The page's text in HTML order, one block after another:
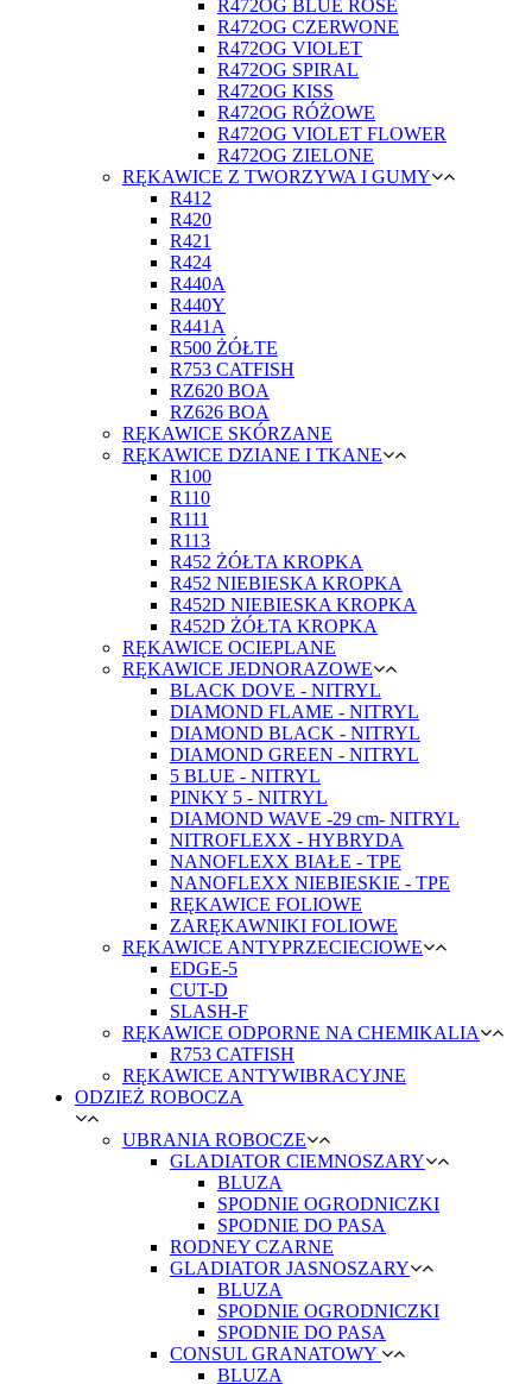
R472OG BLUE ROSE
R472OG CZERWONE
R472OG VIOLET
R472OG SPIRAL
R472OG KISS
R472OG RÓŻOWE
R472OG VIOLET FLOWER
R472OG ZIELONE
RĘKAWICE Z TWORZYWA I GUMY
R412
R420
R421
R424
R440A
R440Y
R441A
R500 ŻÓŁTE
R753 CATFISH
RZ620 BOA
RZ626 BOA
RĘKAWICE SKÓRZANE
RĘKAWICE DZIANE I TKANE
R100
R110
R111
R113
R452 ŻÓŁTA KROPKA
R452 NIEBIESKA KROPKA
R452D NIEBIESKA KROPKA
R452D ŻÓŁTA KROPKA
RĘKAWICE OCIEPLANE
RĘKAWICE JEDNORAZOWE
BLACK DOVE - NITRYL
DIAMOND FLAME - NITRYL
DIAMOND BLACK - NITRYL
DIAMOND GREEN - NITRYL
5 BLUE - NITRYL
PINKY 5 - NITRYL
DIAMOND WAVE -29 cm- NITRYL
NITROFLEXX - HYBRYDA
NANOFLEXX BIAŁE - TPE
NANOFLEXX NIEBIESKIE - TPE
RĘKAWICE FOLIOWE
ZARĘKAWNIKI FOLIOWE
RĘKAWICE ANTYPRZECIECIOWE
EDGE-5
CUT-D
SLASH-F
RĘKAWICE ODPORNE NA CHEMIKALIA
R753 CATFISH
RĘKAWICE ANTYWIBRACYJNE
ODZIEŻ ROBOCZA
UBRANIA ROBOCZE
GLADIATOR CIEMNOSZARY
BLUZA
SPODNIE OGRODNICZKI
SPODNIE DO PASA
RODNEY CZARNE
GLADIATOR JASNOSZARY
BLUZA
SPODNIE OGRODNICZKI
SPODNIE DO PASA
CONSUL GRANATOWY
BLUZA